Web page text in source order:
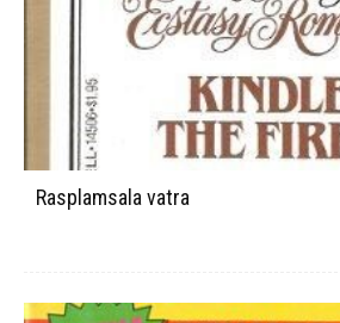
Rasplamsala vatra